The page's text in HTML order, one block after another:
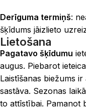
Derīguma termiņš:
šķīdums jāizlieto
Lietošana
Pagatavo šķīdumu
augus. Piebarot
Laistīšanas biežums
sastāva. Sezonas
to attīstībai. Pamanot